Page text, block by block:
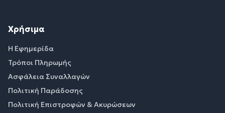
Χρήσιμα
Η Εφημερίδα
Τρόποι Πληρωμής
Ασφάλεια Συναλλαγών
Πολιτική Παράδοσης
Πολιτική Επιστροφών & Ακυρώσεων